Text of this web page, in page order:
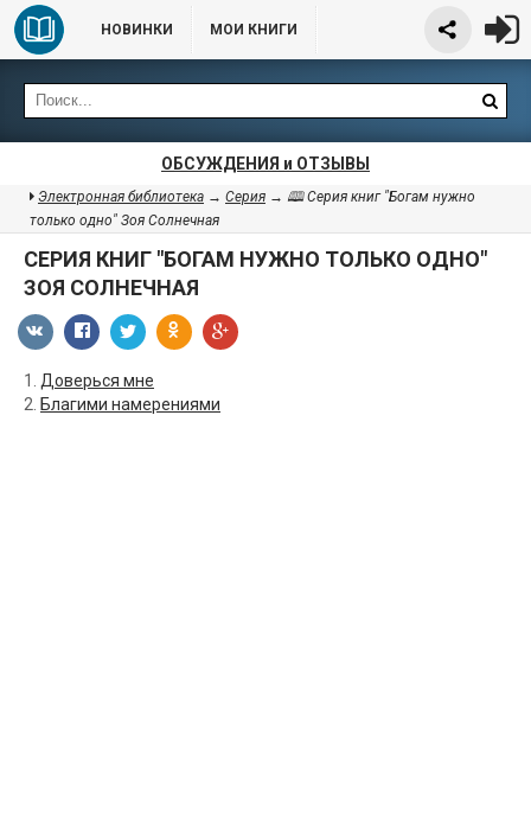
НОВИНКИ МОИ КНИГИ
ОБСУЖДЕНИЯ и ОТЗЫВЫ
Электронная библиотека → Серия → 🕮 Серия книг "Богам нужно
только одно" Зоя Солнечная
СЕРИЯ КНИГ "БОГАМ НУЖНО ТОЛЬКО ОДНО"
ЗОЯ СОЛНЕЧНАЯ
1. Доверься мне
2. Благими намерениями